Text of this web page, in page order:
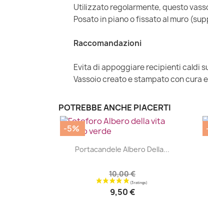
Utilizzato regolarmente, questo
Posato in piano o fissato al muro
Raccomandazioni
Evita di appoggiare recipienti caldi
Vassoio creato e stampato con cura
POTREBBE ANCHE PIACERTI
| 
Portacandele Albero Della...
10,00 €
9,50 €
-5%